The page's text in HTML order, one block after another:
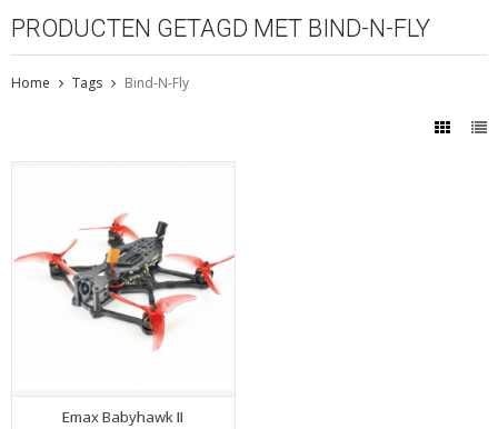
PRODUCTEN GETAGD MET BIND-N-FLY
Home Tags Bind-N-Fly
Emax Babyhawk II